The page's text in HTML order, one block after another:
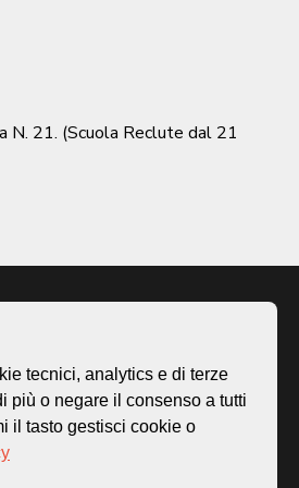
N. 21. (Scuola Reclute dal 21
Homepage
Mappa
Storie
tecnici, analytics e di terze
più o negare il consenso a tutti
il tasto gestisci cookie o